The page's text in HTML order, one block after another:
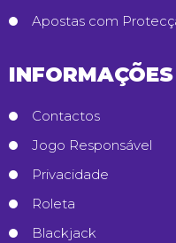
Apostas com
INFORMAÇÕES
Contactos
Jogo Responsável
Privacidade
Roleta
Blackjack